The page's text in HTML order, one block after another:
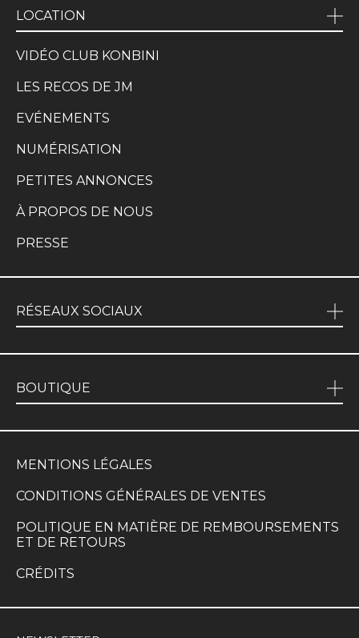
LOCATION
VIDÉO CLUB KONBINI
LES RECOS DE JM
EVÉNEMENTS
NUMÉRISATION
PETITES ANNONCES
À PROPOS DE NOUS
PRESSE
RÉSEAUX SOCIAUX
BOUTIQUE
MENTIONS LÉGALES
CONDITIONS GÉNÉRALES DE VENTES
POLITIQUE EN MATIÈRE DE REMBOURSEMENTS
ET DE RETOURS
CRÉDITS